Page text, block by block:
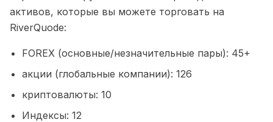
активов, которые вы можете торговать на
RiverQuode:
FOREX (основные/незначительные пары): 45+
акции (глобальные компании): 126
криптовалюты: 10
Индексы: 12